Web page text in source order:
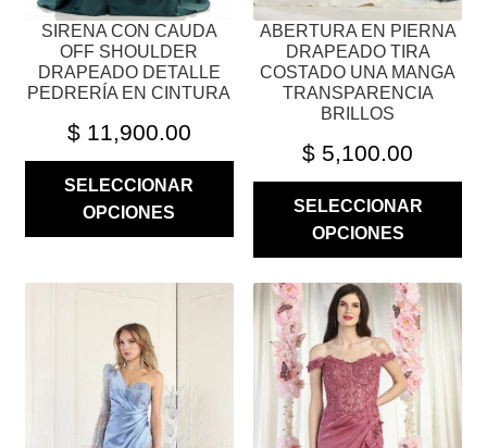
SIRENA CON CAUDA
OFF SHOULDER
DRAPEADO DETALLE
PEDRERÍA EN CINTURA
$11,900.00
SELECCIONAR
OPCIONES
PÁGINA
DE
PRODUCTO
ABERTURA EN PIERNA
DRAPEADO TIRA
COSTADO UNA MANGA
TRANSPARENCIA
BRILLOS
$ 5,100.00
SELECCIONAR
OPCIONES
PÁGINA
DE
PRODUCTO
PRODUCTO
MÚLTIPLES
VARIANTES.
ESTE
PRODUCTO
TIENE
MÚLTIPLES
VARIANTES.
LAS